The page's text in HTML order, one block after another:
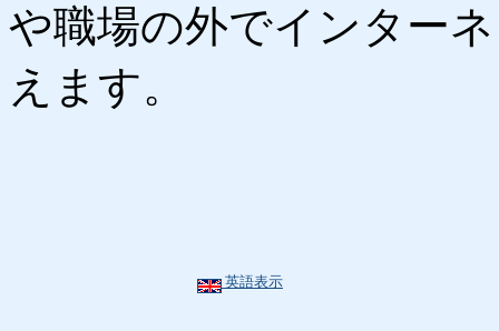
や職場の外でインター
えます。
英語表示